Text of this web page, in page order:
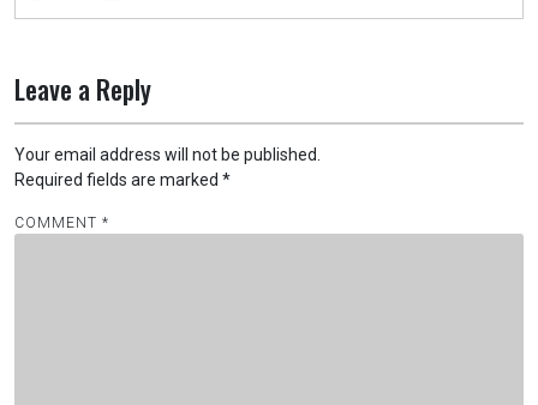
Leave a Reply
Your email address will not be published.
Required fields are marked *
COMMENT *